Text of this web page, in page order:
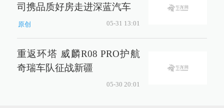
司携品质好房走进深蓝汽车
原创 05-31 13:01
重返环塔 威麟R08 PRO护航
奇瑞车队征战新疆
05-30 20:01